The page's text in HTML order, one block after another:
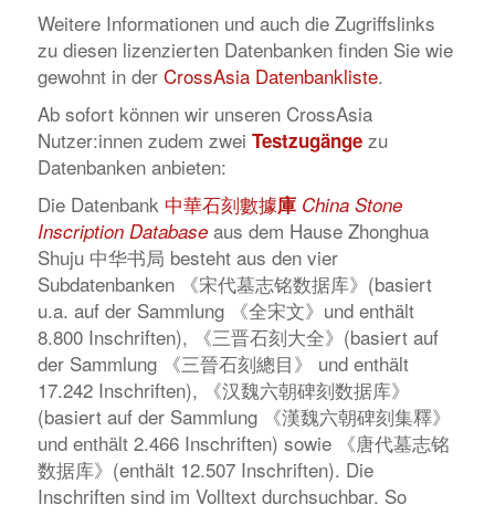
Weitere Informationen und auch die Zugriffslinks
zu diesen lizenzierten Datenbanken finden Sie wie
gewohnt in der CrossAsia Datenbankliste.
Ab sofort können wir unseren CrossAsia
Nutzer:innen zudem zwei Testzugängezu
Datenbanken anbieten:
Die Datenbank 中華石刻數據庫 China Stone
Inscription Databaseaus dem Hause Zhonghua
Shuju 中华书局 besteht aus den vier
Subdatenbanken 《宋代墓志铭数据库》(basiert
u.a. auf der Sammlung 《全宋文》und enthält
8.800 Inschriften), 《三晋石刻大全》(basiert auf
der Sammlung 《三晉石刻總目》 und enthält
17.242 Inschriften), 《汉魏六朝碑刻数据库》
(basiert auf der Sammlung 《漢魏六朝碑刻集釋》
und enthält 2.466 Inschriften) sowie 《唐代墓志铭
数据库》(enthält 12.507 Inschriften). Die
Inschriften sind im Volltext durchsuchbar. So